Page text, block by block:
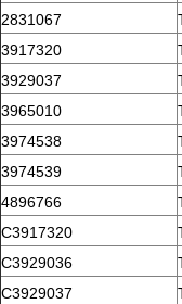
2831067
3917320
3929037
3965010
3974538
3974539
4896766
C3917320
C3929036
C3929037